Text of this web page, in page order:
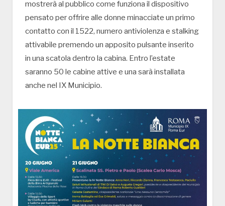
mostrerà al pubblico come funziona il dispositivo
pensato per offrire alle donne minacciate un primo
contatto con il 1522, numero antiviolenza e stalking
attivabile premendo un apposito pulsante inserito
in una scatola dentro la cabina. Entro l’estate
saranno 50 le cabine attive e una sarà installata
anche nel IX Municipio.